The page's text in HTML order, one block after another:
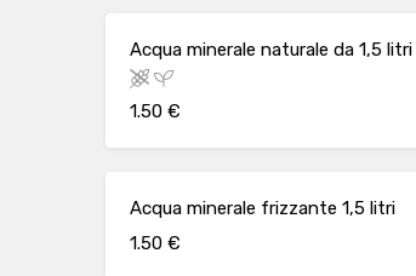
Acqua minerale naturale da 1,5 litri
1.50 €
Acqua minerale frizzante 1,5 litri
1.50 €